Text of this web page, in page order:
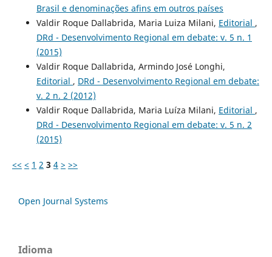
Brasil e denominações afins em outros paí­ses
Valdir Roque Dallabrida, Maria Luiza Milani, Editorial ,
DRd - Desenvolvimento Regional em debate: v. 5 n. 1
(2015)
Valdir Roque Dallabrida, Armindo José Longhi,
Editorial , DRd - Desenvolvimento Regional em debate:
v. 2 n. 2 (2012)
Valdir Roque Dallabrida, Maria Luíza Milani, Editorial ,
DRd - Desenvolvimento Regional em debate: v. 5 n. 2
(2015)
<< < 1 2 3 4 > >>
Open Journal Systems
Idioma